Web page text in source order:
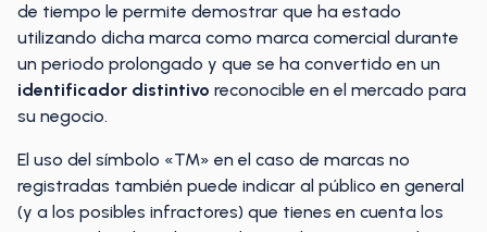
de tiempo le permite demostrar que ha estado
utilizando dicha marca como marca comercial durante
un periodo prolongado y que se ha convertido en un
identificador distintivo reconocible en el mercado para
su negocio.
El uso del símbolo «TM» en el caso de marcas no
registradas también puede indicar al público en general
(y a los posibles infractores) que tienes en cuenta los